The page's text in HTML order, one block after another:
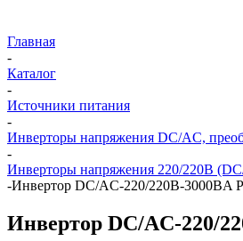
Главная
-
Каталог
-
Источники питания
-
Инверторы напряжения DC/AC,
-
Инверторы напряжения 220/220В
-Инвертор DC/AC-220/220B-3000BA Р
Инвертор DC/AC-220/